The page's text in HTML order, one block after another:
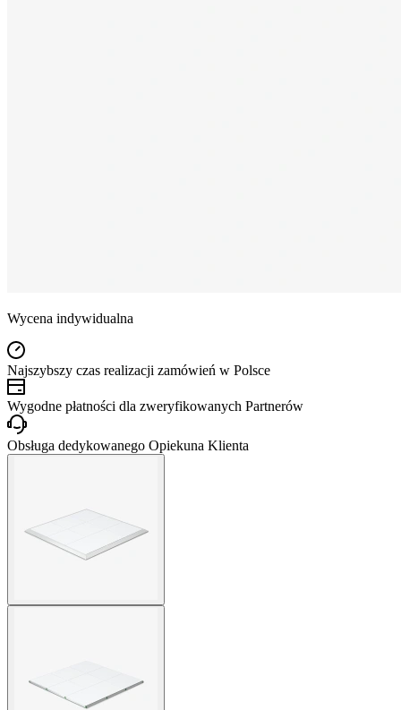
Wycena indywidualna
Najszybszy czas realizacji zamówień w Polsce
Wygodne płatności dla zweryfikowanych Partnerów
Obsługa dedykowanego Opiekuna Klienta